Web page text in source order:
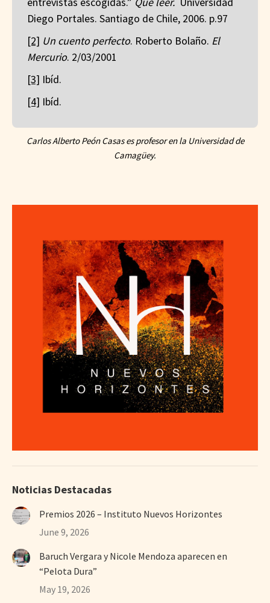
Diego Portales. Santiago de Chile, 2006. p.97
[2] Un cuento perfecto. Roberto Bolaño. El
Mercurio. 2/03/2001
[3] Ibíd.
[4] Ibíd.
Carlos Alberto Peón Casas es profesor en la Universidad de
Camagüey.
Noticias Destacadas
Premios 2026 – Instituto Nuevos Horizontes
June 9, 2026
Baruch Vergara y Nicole Mendoza aparecen en
“Pelota Dura”
May 19, 2026